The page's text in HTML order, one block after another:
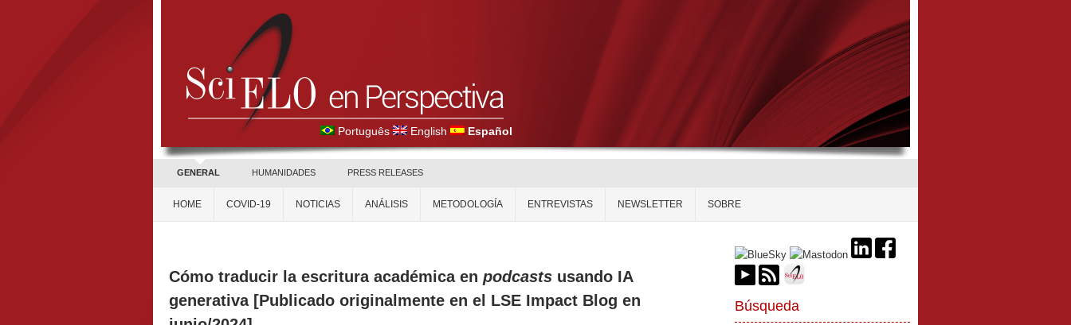
Português English Español
GENERAL HUMANIDADES PRESS RELEASES
HOME COVID-19 NOTICIAS ANÁLISIS METODOLOGÍA ENTREVISTAS NEWSLETTER SOBRE
Cómo traducir la escritura académica en podcasts usando IA
generativa [Publicado originalmente en el LSE Impact Blog en
Búsqueda